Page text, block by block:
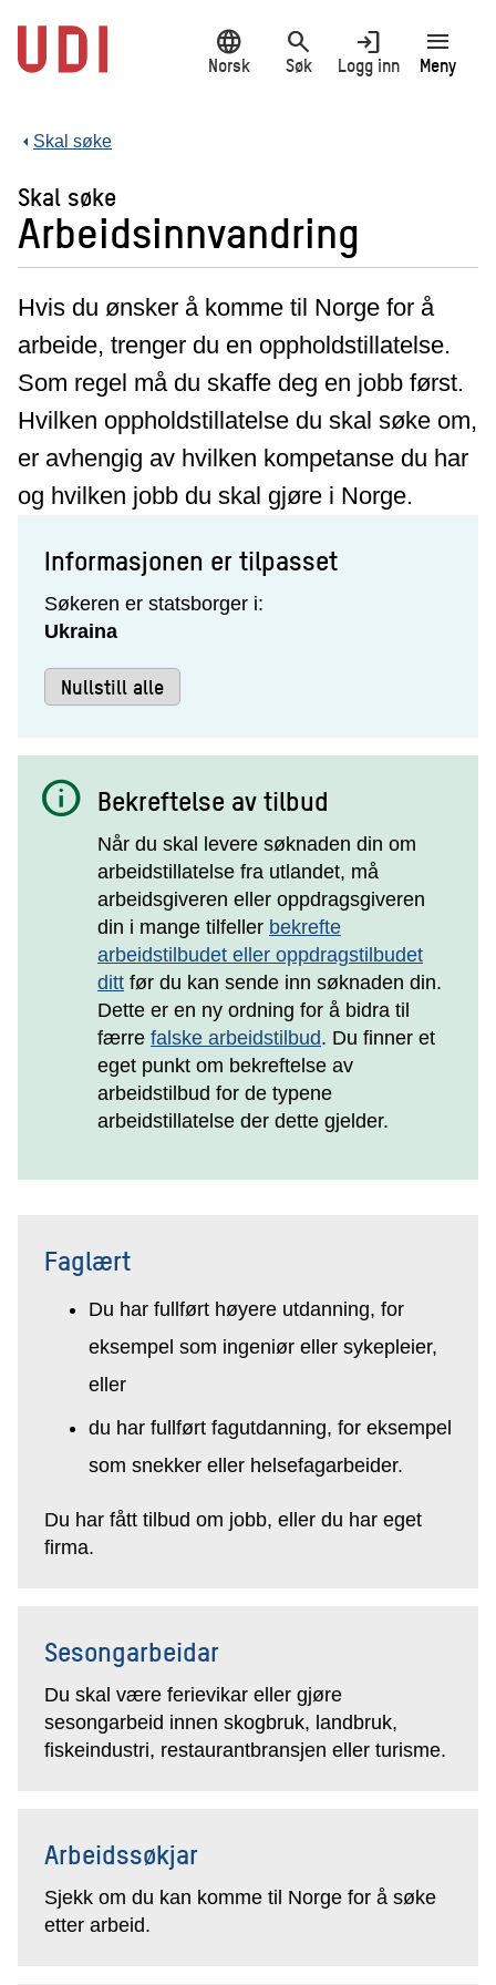
hovedinnhold
language
Norsk
search
Søk
login
Logg inn
menu
Meny
Skal søke
Skal søke
Arbeidsinnvandring
Hvis du ønsker å komme til Norge for å
arbeide, trenger du en oppholdstillatelse.
Som regel må du skaffe deg en jobb først.
Hvilken oppholdstillatelse du skal søke om,
er avhengig av hvilken kompetanse du har
og hvilken jobb du skal gjøre i Norge.
Informasjonen er tilpasset
Søkeren er statsborger i:
Ukraina
Nullstill alle
info Bekreftelse av tilbud
Når du skal levere søknaden din om
arbeidstillatelse fra utlandet, må
arbeidsgiveren eller oppdragsgiveren
din i mange tilfeller bekrefte
arbeidstilbudet eller oppdragstilbudet
ditt før du kan sende inn søknaden din.
Dette er en ny ordning for å bidra til
færre falske arbeidstilbud. Du finner et
eget punkt om bekreftelse av
arbeidstilbud for de typene
arbeidstillatelse der dette gjelder.
Faglært
Du har fullført høyere utdanning, for
eksempel som ingeniør eller sykepleier,
eller
du har fullført fagutdanning, for eksempel
som snekker eller helsefagarbeider.
Du har fått tilbud om jobb, eller du har eget
firma.
Sesongarbeidar
Du skal være ferievikar eller gjøre
sesongarbeid innen skogbruk, landbruk,
fiskeindustri, restaurantbransjen eller turisme.
Arbeidssøkjar
Sjekk om du kan komme til Norge for å søke
etter arbeid.